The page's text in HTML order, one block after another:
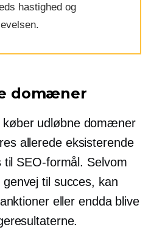
hastighed og
domæner
køber udløbne domæner
allerede eksisterende
SEO-formål. Selvom
til succes, kan
eller endda blive